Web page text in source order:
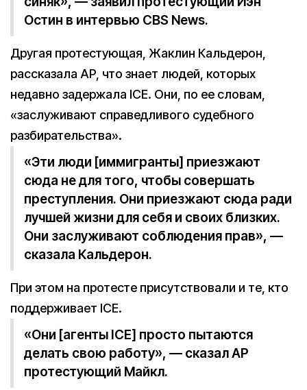
Остин в интервью CBS News.
Другая протестующая, Жаклин Кальдерон,
рассказала AP, что знает людей, которых
недавно задержала ICE. Они, по ее словам,
«заслуживают справедливого судебного
разбирательства».
«Эти люди [иммигранты] приезжают
сюда не для того, чтобы совершать
преступления. Они приезжают сюда ради
лучшей жизни для себя и своих близких.
Они заслуживают соблюдения прав», —
сказала Кальдерон.
При этом на протесте присутствовали и те, кто
поддерживает ICE.
«Они [агенты ICE] просто пытаются
делать свою работу», — сказал AP
протестующий Майкл.